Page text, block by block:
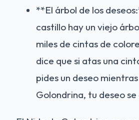
**El árbol de los
castillo hay un viejo
miles de cintas de
dice que si atas una
pides un deseo
Golondrina, tu deseo